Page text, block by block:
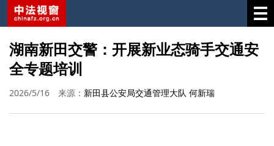
湖南新田交警：开展新业态骑手交通安
全专题培训
2026/5/16 来源： 新田县公安局交通管理大队 何新瑞